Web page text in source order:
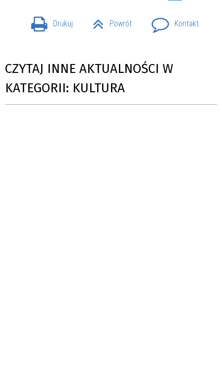
Drukuj Powrót Kontakt
CZYTAJ INNE AKTUALNOŚCI W
KATEGORII: KULTURA